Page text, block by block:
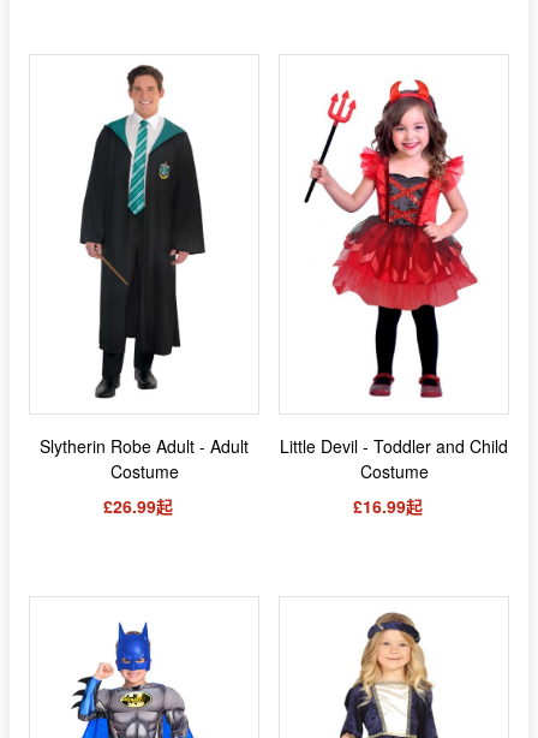
Slytherin Robe Adult - Adult
Costume
£26.99起
Little Devil - Toddler and Child
Costume
£16.99起